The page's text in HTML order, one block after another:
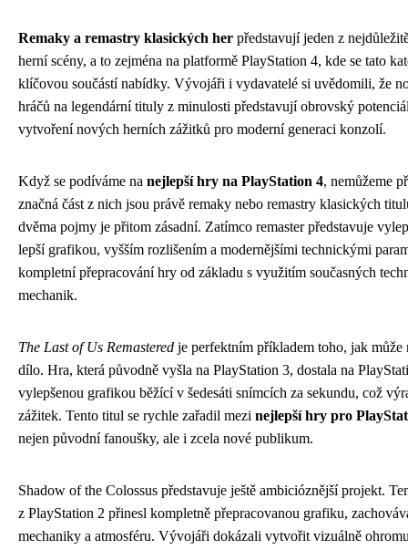
Remaky a remastry klasických her představují jeden z
herní scény, a to zejména na platformě PlayStation 4, kde se tato
klíčovou součástí nabídky. Vývojáři i vydavatelé si uvědomili, že
hráčů na legendární tituly z minulosti představují obrovský
vytvoření nových herních zážitků pro moderní generaci konzolí.
Když se podíváme na nejlepší hry na PlayStation 4, nemůžeme
značná část z nich jsou právě remaky nebo remastry klasických
dvěma pojmy je přitom zásadní. Zatímco remaster představuje
lepší grafikou, vyšším rozlišením a modernějšími technickými
kompletní přepracování hry od základu s využitím současných
mechanik.
The Last of Us Remastered je perfektním příkladem toho, jak může
dílo. Hra, která původně vyšla na PlayStation 3, dostala na
vylepšenou grafikou běžící v šedesáti snímcích za sekundu, což
zážitek. Tento titul se rychle zařadil mezi nejlepší hry pro
nejen původní fanoušky, ale i zcela nové publikum.
Shadow of the Colossus představuje ještě ambicióznější projekt.
z PlayStation 2 přinesl kompletně přepracovanou grafiku,
mechaniky a atmosféru. Vývojáři dokázali vytvořit vizuálně